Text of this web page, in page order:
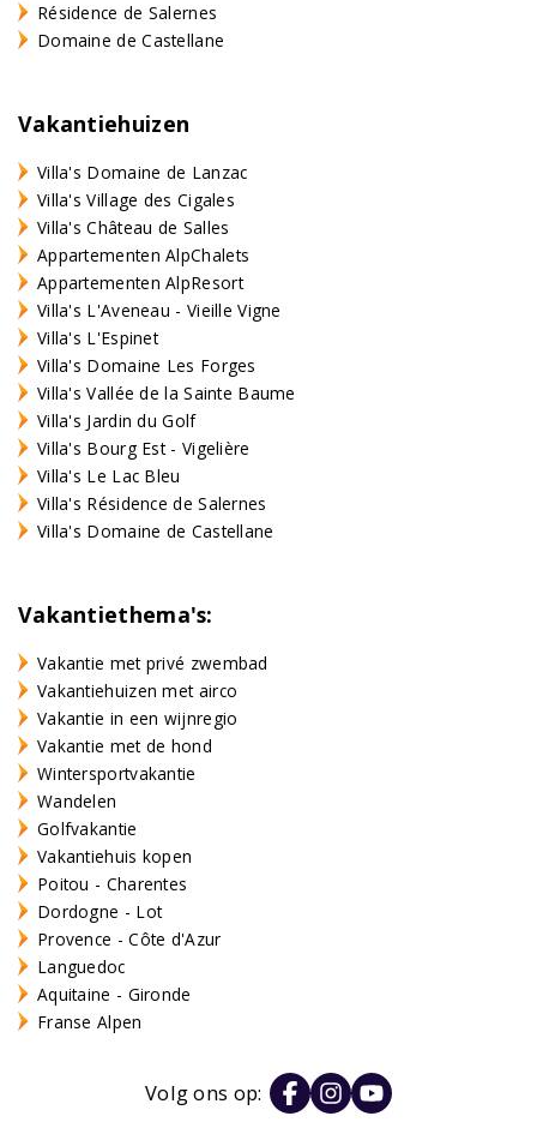
Résidence de Salernes
Domaine de Castellane
Vakantiehuizen
Villa's Domaine de Lanzac
Villa's Village des Cigales
Villa's Château de Salles
Appartementen AlpChalets
Appartementen AlpResort
Villa's L'Aveneau - Vieille Vigne
Villa's L'Espinet
Villa's Domaine Les Forges
Villa's Vallée de la Sainte Baume
Villa's Jardin du Golf
Villa's Bourg Est - Vigelière
Villa's Le Lac Bleu
Villa's Résidence de Salernes
Villa's Domaine de Castellane
Vakantiethema's:
Vakantie met privé zwembad
Vakantiehuizen met airco
Vakantie in een wijnregio
Vakantie met de hond
Wintersportvakantie
Wandelen
Golfvakantie
Vakantiehuis kopen
Poitou - Charentes
Dordogne - Lot
Provence - Côte d'Azur
Languedoc
Aquitaine - Gironde
Franse Alpen
Volg ons op: